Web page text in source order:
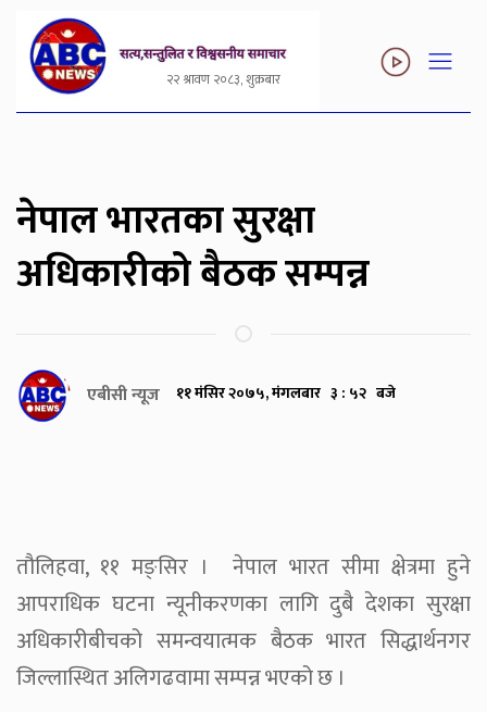
२२ श्रावण २०८३, शुक्रबार
नेपाल भारतका सुरक्षा
अधिकारीको बैठक सम्पन्न
एबीसी न्यूज ११ मंसिर २०७५, मंगलबार ३ : ५२ बजे
तौलिहवा, ११ मङ्सिर । नेपाल भारत सीमा क्षेत्रमा हुने
आपराधिक घटना न्यूनीकरणका लागि दुबै देशका सुरक्षा
अधिकारीबीचको समन्वयात्मक बैठक भारत सिद्धार्थनगर
जिल्लास्थित अलिगढवामा सम्पन्न भएको छ ।